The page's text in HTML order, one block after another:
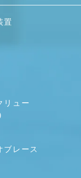
置
リュー
ブレース